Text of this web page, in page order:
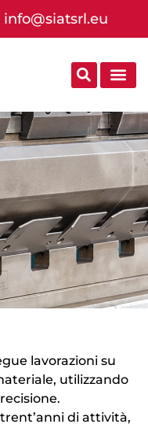
info@siatsrl.eu
lavorazioni su
utilizzando
di attività,